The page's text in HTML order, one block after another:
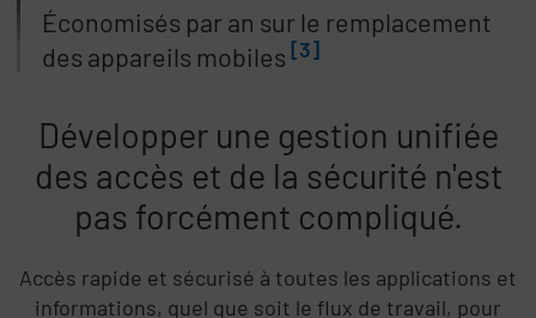
Économisés par an sur le remplacement
des appareils mobiles [3]
Développer une gestion unifiée
des accès et de la sécurité n'est
pas forcément compliqué.
Accès rapide et sécurisé à toutes les applications et
informations, quel que soit le flux de travail, pour